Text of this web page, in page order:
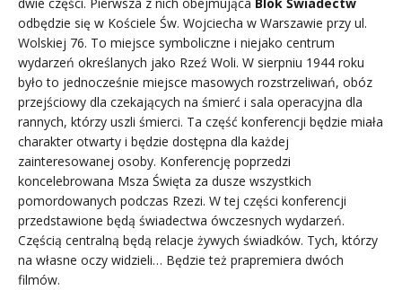
odbędzie się w Kościele Św. Wojciecha w Warszawie przy ul.
Wolskiej 76. To miejsce symboliczne i niejako centrum
wydarzeń określanych jako Rzeź Woli. W sierpniu 1944 roku
było to jednocześnie miejsce masowych rozstrzeliwań, obóz
przejściowy dla czekających na śmierć i sala operacyjna dla
rannych, którzy uszli śmierci. Ta część konferencji będzie miała
charakter otwarty i będzie dostępna dla każdej
zainteresowanej osoby. Konferencję poprzedzi
koncelebrowana Msza Święta za dusze wszystkich
pomordowanych podczas Rzezi. W tej części konferencji
przedstawione będą świadectwa ówczesnych wydarzeń.
Częścią centralną będą relacje żywych świadków. Tych, którzy
na własne oczy widzieli… Będzie też prapremiera dwóch
filmów.